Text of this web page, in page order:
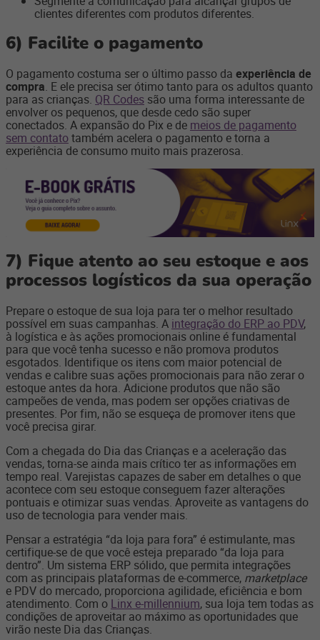
clientes diferentes com produtos diferentes.
6) Facilite o pagamento
O pagamento costuma ser o último passo da experiência de
compra. E ele precisa ser ótimo tanto para os adultos quanto
para as crianças. QR Codes são uma forma interessante de
envolver os pequenos, que desde cedo são super
conectados. A expansão do Pix e de meios de pagamento
sem contatotambém acelera o pagamento e torna a
experiência de consumo muito mais prazerosa.
7) Fique atento ao seu estoque e aos
processos logísticos da sua operação
Prepare o estoque de sua loja para ter o melhor resultado
possível em suas campanhas. A integração do ERP ao PDV,
à logística e às ações promocionais online é fundamental
para que você tenha sucesso e não promova produtos
esgotados. Identifique os itens com maior potencial de
vendas e calibre suas ações promocionais para não zerar o
estoque antes da hora. Adicione produtos que não são
campeões de venda, mas podem ser opções criativas de
presentes. Por fim, não se esqueça de promover itens que
você precisa girar.
Com a chegada do Dia das Crianças e a aceleração das
vendas, torna-se ainda mais crítico ter as informações em
tempo real. Varejistas capazes de saber em detalhes o que
acontece com seu estoque conseguem fazer alterações
pontuais e otimizar suas vendas. Aproveite as vantagens do
uso de tecnologia para vender mais.
Pensar a estratégia “da loja para fora” é estimulante, mas
certifique-se de que você esteja preparado “da loja para
dentro”. Um sistema ERP sólido, que permita integrações
com as principais plataformas de e-commerce, marketplace
e PDV do mercado, proporciona agilidade, eficiência e bom
atendimento. Com o Linx e-millennium, sua loja tem todas as
condições de aproveitar ao máximo as oportunidades que
virão neste Dia das Crianças.